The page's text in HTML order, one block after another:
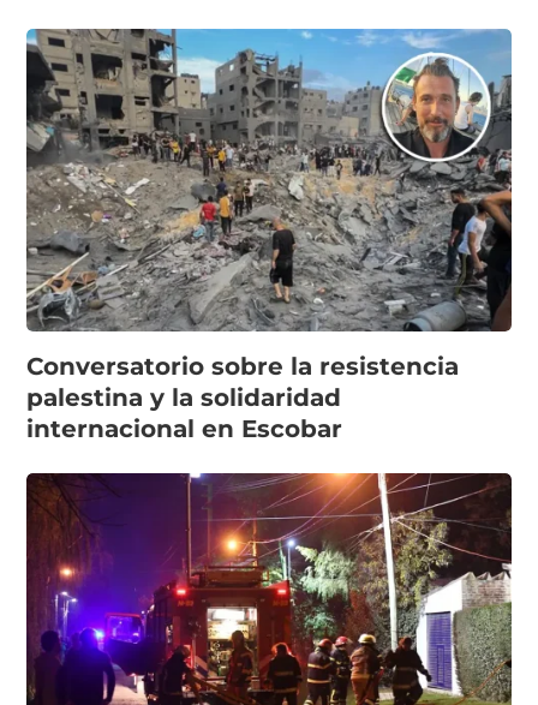
Conversatorio sobre la resistencia
palestina y la solidaridad
internacional en Escobar